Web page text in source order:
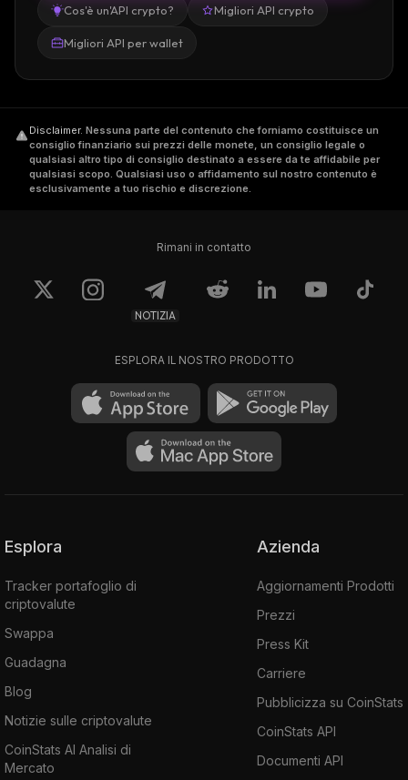
Cos'è un'API crypto? Migliori API crypto
Migliori API per wallet
Disclaimer. Nessuna parte del contenuto che forniamo costituisce un
consiglio finanziario sui prezzi delle monete, un consiglio legale o
qualsiasi altro tipo di consiglio destinato a essere da te affidabile per
qualsiasi scopo. Qualsiasi uso o affidamento sul nostro contenuto è
esclusivamente a tuo rischio e discrezione.
Rimani in contatto
NOTIZIA
ESPLORA IL NOSTRO PRODOTTO
Esplora
Tracker portafoglio di
criptovalute
Swappa
Guadagna
Blog
Notizie sulle criptovalute
CoinStats AI Analisi di
Mercato
Azienda
Aggiornamenti Prodotti
Prezzi
Press Kit
Carriere
Pubblicizza su CoinStats
CoinStats API
Documenti API